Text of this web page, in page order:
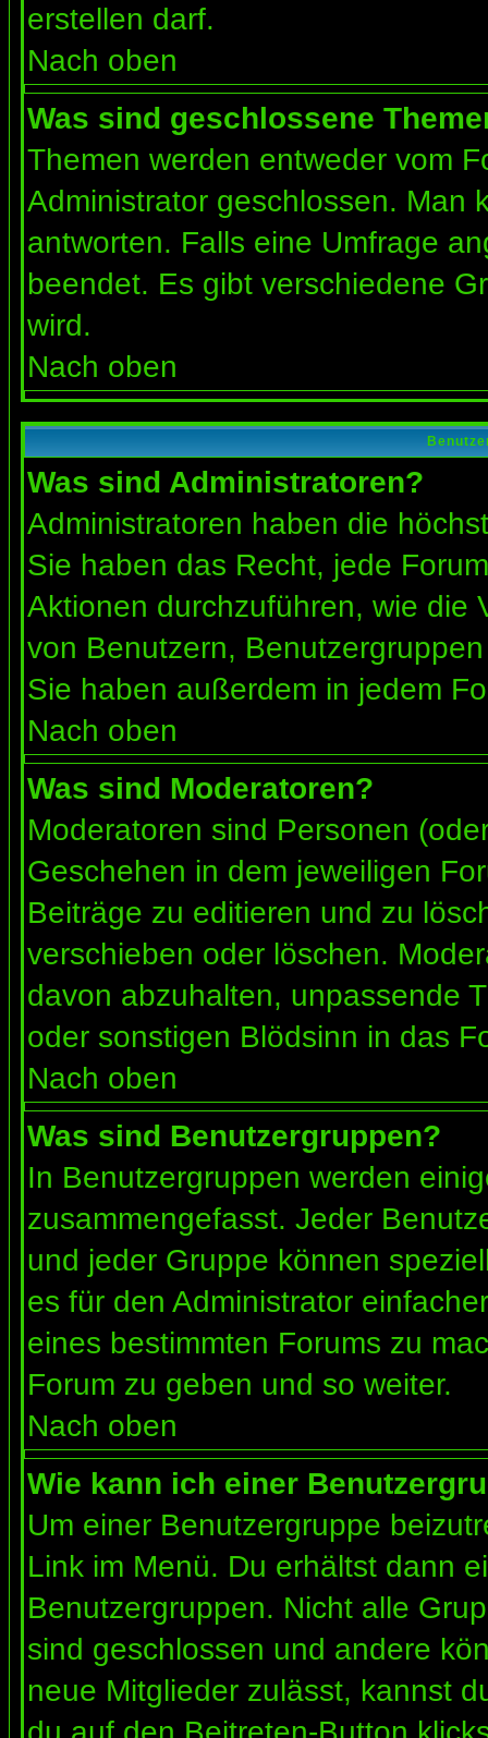
erstellen darf.
Nach oben
Was sind geschlossene
Themen werden entweder vom
Administrator geschlossen. Man
antworten. Falls eine Umfrage
beendet. Es gibt verschiedene
wird.
Nach oben
Was sind Administratoren?
Administratoren haben die
Sie haben das Recht, jede
Aktionen durchzuführen, wie die
von Benutzern,
Sie haben außerdem in jedem
Nach oben
Was sind Moderatoren?
Moderatoren sind Personen
Geschehen in dem jeweiligen
Beiträge zu editieren und zu
verschieben oder löschen.
davon abzuhalten, unpassende
oder sonstigen Blödsinn in das
Nach oben
Was sind Benutzergruppen?
In Benutzergruppen werden
zusammengefasst. Jeder
und jeder Gruppe können
es für den Administrator
eines bestimmten Forums zu
Forum zu geben und so weiter.
Nach oben
Wie kann ich einer
Um einer Benutzergruppe
Link im Menü. Du erhältst dann
Benutzergruppen. Nicht alle
sind geschlossen und andere
neue Mitglieder zulässt, kannst